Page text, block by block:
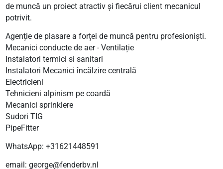
de muncă un proiect atractiv și fiecărui client mecanicul
potrivit.
Agenție de plasare a forței de muncă pentru profesioniști.
Mecanici conducte de aer - Ventilație
Instalatori termici si sanitari
Instalatori Mecanici încălzire centrală
Electricieni
Tehnicieni alpinism pe coardă
Mecanici sprinklere
Sudori TIG
PipeFitter
WhatsApp: +31621448591
email: george@fenderbv.nl